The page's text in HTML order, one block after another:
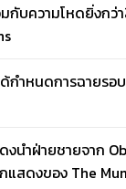
กับความโหดยิ่งกว่
กำหนดการฉายรอ
นำฝ่ายชายจาก
แสดงของ The